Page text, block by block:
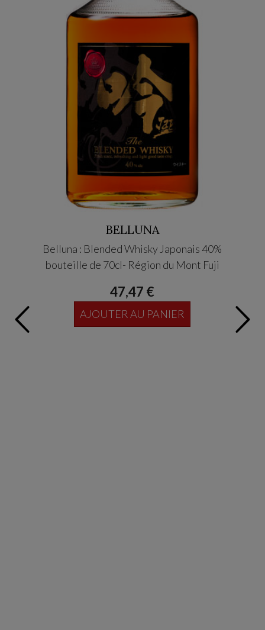
BELLUNA
Belluna : Blended Whisky Japonais 40%
bouteille de 70cl- Région du Mont Fuji
47,47 €
AJOUTER AU PANIER